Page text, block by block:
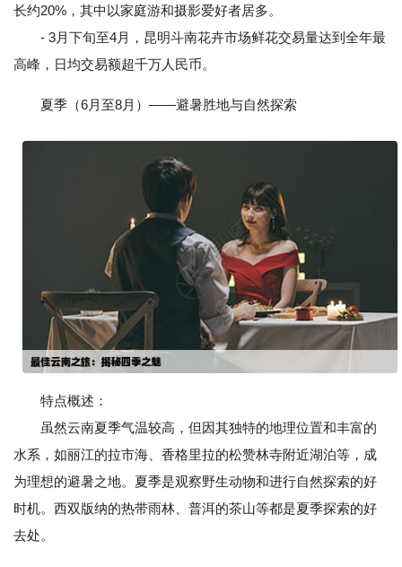
长约20%，其中以家庭游和摄影爱好者居多。
- 3月下旬至4月，昆明斗南花卉市场鲜花交易量达到全年最
高峰，日均交易额超千万人民币。
夏季（6月至8月）——避暑胜地与自然探索
特点概述：
虽然云南夏季气温较高，但因其独特的地理位置和丰富的
水系，如丽江的拉市海、香格里拉的松赞林寺附近湖泊等，成
为理想的避暑之地。夏季是观察野生动物和进行自然探索的好
时机。西双版纳的热带雨林、普洱的茶山等都是夏季探索的好
去处。